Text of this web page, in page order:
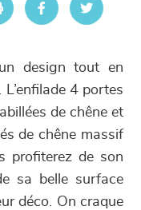
design tout en
4 portes
de chêne et
de chêne massif
profiterez de son
sa belle surface
déco. On craque